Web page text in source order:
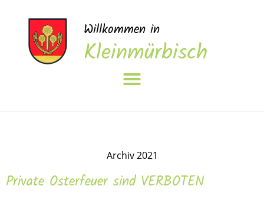
Willkommen in
Kleinmürbisch
Archiv 2021
Private Osterfeuer sind VERBOTEN